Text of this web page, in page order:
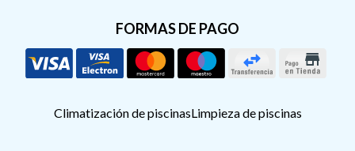
FORMAS DE PAGO
Climatización de piscinasLimpieza de piscinas